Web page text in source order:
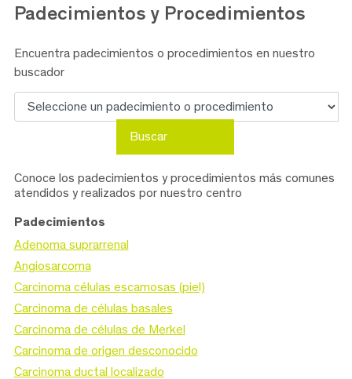
Padecimientos yProcedimientos
Encuentra padecimientos o procedimientos en nuestro
buscador
Buscar
Buscar
Conoce los padecimientos y procedimientos más comunes
atendidos y realizados por nuestro centro
Padecimientos
Adenoma suprarrenal
Angiosarcoma
Carcinoma células escamosas (piel)
Carcinoma de células basales
Carcinoma de células de Merkel
Carcinoma de origen desconocido
Carcinoma ductal localizado